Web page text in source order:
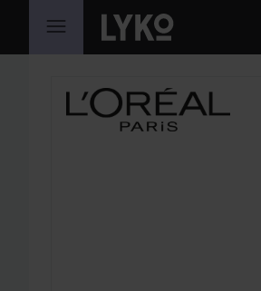
HOPPA TILL INNEHÅLLET
HOPPA ÖVER SEKTIONEN